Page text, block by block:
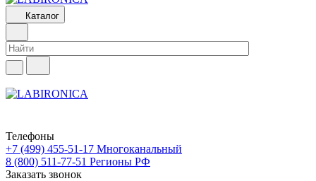
Каталог
Телефоны
+7 (499) 455-51-17 Многоканальный
8 (800) 511-77-51 Регионы РФ
Заказать звонок